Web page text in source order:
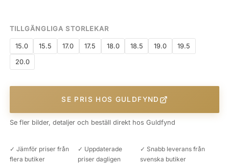
TILLGÄNGLIGA STORLEKAR
15.0 15.5 17.0 17.5 18.0 18.5 19.0 19.5
20.0
SE PRIS HOS GULDFYND
Se fler bilder, detaljer och beställ direkt hos Guldfynd
✓ Jämför priser från
flera butiker
✓ Uppdaterade
priser dagligen
✓ Snabb leverans från
svenska butiker